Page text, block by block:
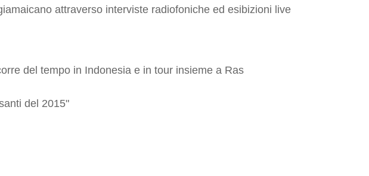
attraverso interviste radiofoniche ed esibizioni live
del tempo in Indonesia e in tour insieme a Ras
del 2015"